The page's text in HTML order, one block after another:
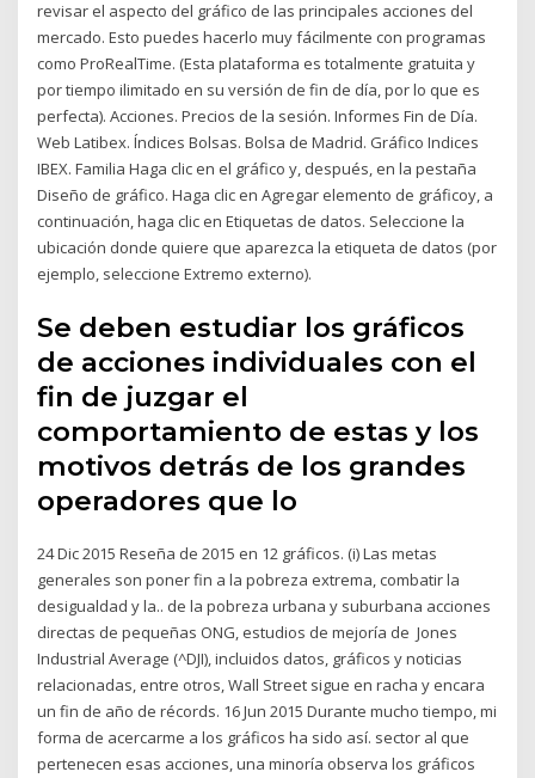
revisar el aspecto del gráfico de las principales acciones del
mercado. Esto puedes hacerlo muy fácilmente con programas
como ProRealTime. (Esta plataforma es totalmente gratuita y
por tiempo ilimitado en su versión de fin de día, por lo que es
perfecta). Acciones. Precios de la sesión. Informes Fin de Día.
Web Latibex. Índices Bolsas. Bolsa de Madrid. Gráfico Indices
IBEX. Familia Haga clic en el gráfico y, después, en la pestaña
Diseño de gráfico. Haga clic en Agregar elemento de gráficoy, a
continuación, haga clic en Etiquetas de datos. Seleccione la
ubicación donde quiere que aparezca la etiqueta de datos (por
ejemplo, seleccione Extremo externo).
Se deben estudiar los gráficos
de acciones individuales con el
fin de juzgar el
comportamiento de estas y los
motivos detrás de los grandes
operadores que lo
24 Dic 2015 Reseña de 2015 en 12 gráficos. (i) Las metas
generales son poner fin a la pobreza extrema, combatir la
desigualdad y la.. de la pobreza urbana y suburbana acciones
directas de pequeñas ONG, estudios de mejoría de Jones
Industrial Average (^DJI), incluidos datos, gráficos y noticias
relacionadas, entre otros, Wall Street sigue en racha y encara
un fin de año de récords. 16 Jun 2015 Durante mucho tiempo, mi
forma de acercarme a los gráficos ha sido así. sector al que
pertenecen esas acciones, una minoría observa los gráficos